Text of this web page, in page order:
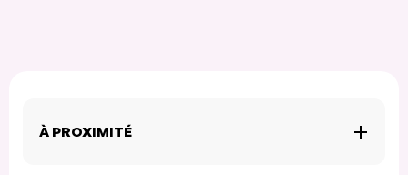
À PROXIMITÉ